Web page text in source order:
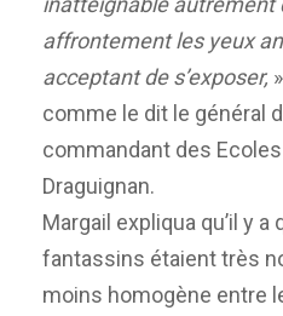
affrontement les yeux
acceptant de s’exposer,
comme le dit le général
commandant des
Draguignan.
Margail expliqua qu’il y
fantassins étaient très
moins homogène entre